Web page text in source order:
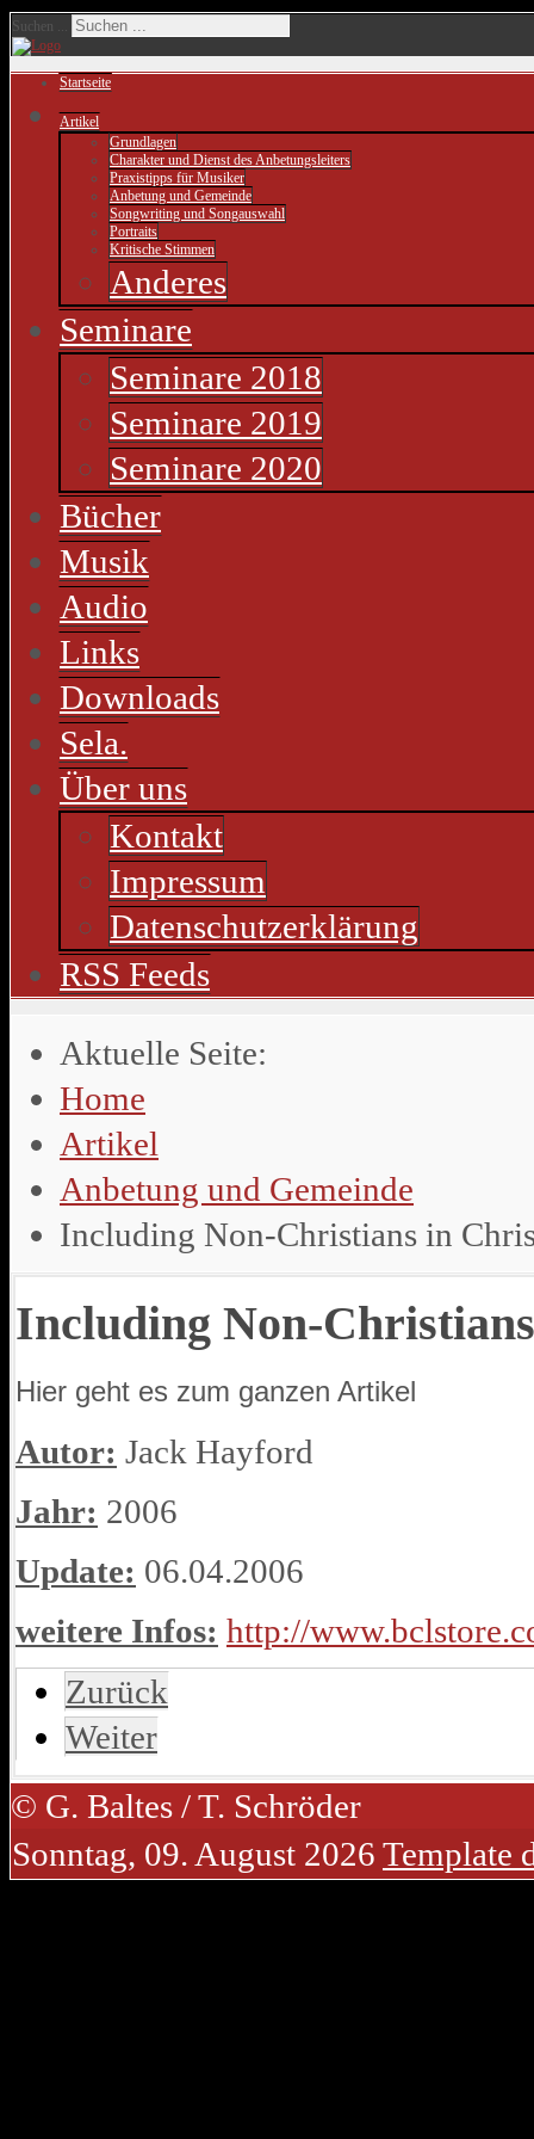
Suchen ...
Startseite
Artikel
Grundlagen
Charakter und Dienst des Anbetungsleiters
Praxistipps für Musiker
Anbetung und Gemeinde
Songwriting und Songauswahl
Portraits
Kritische Stimmen
Anderes
Seminare
Seminare 2018
Seminare 2019
Seminare 2020
Bücher
Musik
Audio
Links
Downloads
Sela.
Über uns
Kontakt
Impressum
Datenschutzerklärung
RSS Feeds
Aktuelle Seite:
Home
Artikel
Anbetung und Gemeinde
Including Non-Christians in
Including Non-
Hier geht es zum ganzen Artikel
Autor: Jack Hayford
Jahr: 2006
Update: 06.04.2006
weitere Infos: http://
Zurück
Weiter
© G. Baltes / T. Schröder
Sonntag, 09. August 2026 Template